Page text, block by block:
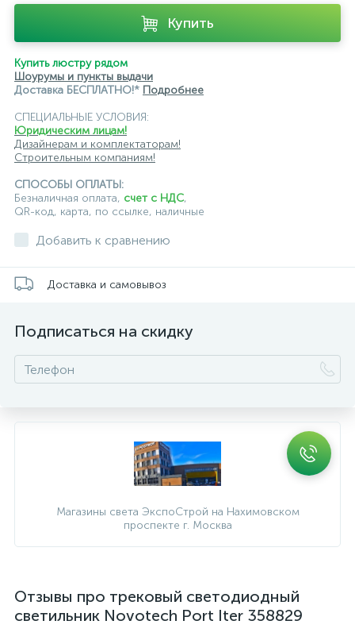
черные ЭРА Crystal Lux Ambrella
Купить
Купить люстру рядом
Шоурумы и пункты выдачи
Доставка БЕСПЛАТНО!* Подробнее
СПЕЦИАЛЬНЫЕ УСЛОВИЯ:
Юридическим лицам!
Дизайнерам и комплектаторам!
Строительным компаниям!
СПОСОБЫ ОПЛАТЫ:
Безналичная оплата, счет с НДС,
QR-код, карта, по ссылке, наличные
Добавить к сравнению
Доставка и самовывоз
Подписаться на скидку
Магазины света ЭкспоСтрой на Нахимовском
проспекте г. Москва
Отзывы про трековый светодиодный
светильник Novotech Port Iter 358829